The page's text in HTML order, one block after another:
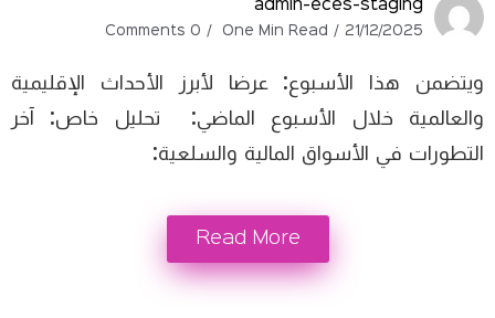
admin-eces-staging
21/12/2025
One Min Read
0 Comments
ويتضمن هذا الأسبوع: عرضا لأبرز الأحداث الإقليمية
والعالمية خلال الأسبوع الماضي: تحليل خاص: آخر
التطورات في الأسواق المالية والسلعية:
Read More